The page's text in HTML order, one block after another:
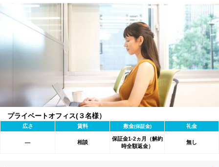
プライベートオフィス(３名様）
広さ 賃料 敷金(保証金) 礼金
― 相談
保証金1-2ヵ月（解約
時全額返金）
無し